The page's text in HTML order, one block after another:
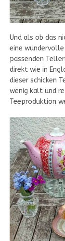
Und als ob das
eine
passenden
direkt wie in
dieser schicken
wenig kalt und
Teeproduktion